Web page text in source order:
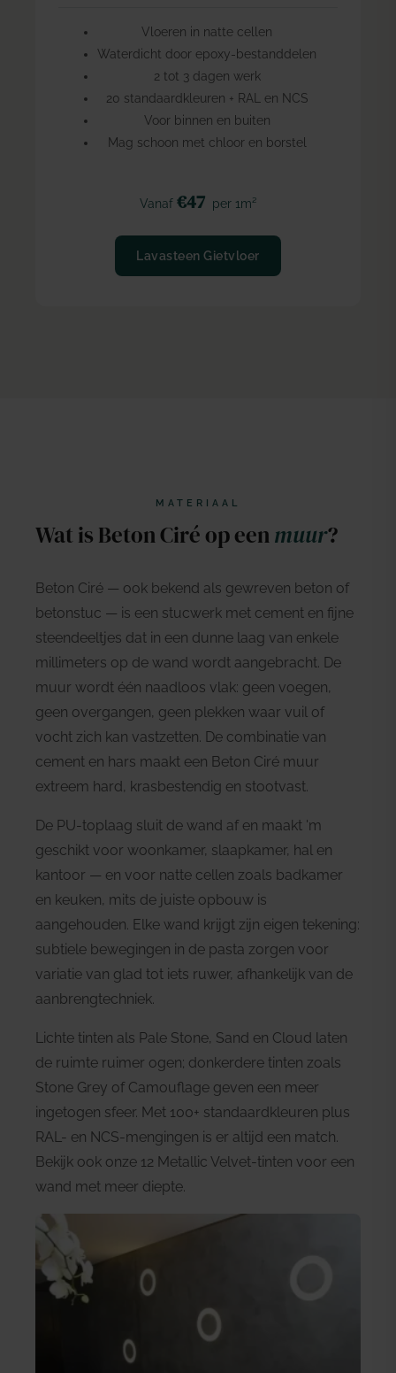
Vloeren in natte cellen
Waterdicht door epoxy-bestanddelen
2 tot 3 dagen werk
20 standaardkleuren + RAL en NCS
Voor binnen en buiten
Mag schoon met chloor en borstel
Vanaf €47 per 1m²
Lavasteen Gietvloer
MATERIAAL
Wat is Beton Ciré op eenmuur?
Beton Ciré — ook bekend als gewreven beton of
betonstuc — is een stucwerk met cement en fijne
steendeeltjes dat in een dunne laag van enkele
millimeters op de wand wordt aangebracht. De
muur wordt één naadloos vlak: geen voegen,
geen overgangen, geen plekken waar vuil of
vocht zich kan vastzetten. De combinatie van
cement en hars maakt een Beton Ciré muur
extreem hard, krasbestendig en stootvast.
De PU-toplaag sluit de wand af en maakt 'm
geschikt voor woonkamer, slaapkamer, hal en
kantoor — en voor natte cellen zoals badkamer
en keuken, mits de juiste opbouw is
aangehouden. Elke wand krijgt zijn eigen tekening:
subtiele bewegingen in de pasta zorgen voor
variatie van glad tot iets ruwer, afhankelijk van de
aanbrengtechniek.
Lichte tinten als Pale Stone, Sand en Cloud laten
de ruimte ruimer ogen; donkerdere tinten zoals
Stone Grey of Camouflage geven een meer
ingetogen sfeer. Met 100+ standaardkleuren plus
RAL- en NCS-mengingen is er altijd een match.
Bekijk ook onze 12 Metallic Velvet-tinten voor een
wand met meer diepte.